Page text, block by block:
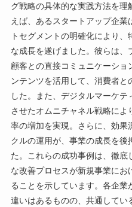
グ戦略の具体的な実践方法を理
えば、あるスタートアップ企
トセグメントの明確化により
な成長を遂げました。彼らは、
顧客との直接コミュニケーショ
ンテンツを活用して、消費者と
した。また、デジタルマーケ
させたオムニチャネル戦略によ
率の増加を実現。さらに、効果
クルの運用が、事業の成長を後
た。これらの成功事例は、徹
な改善プロセスが新規事業に
ることを示しています。各企
違いはあるものの、共通してい